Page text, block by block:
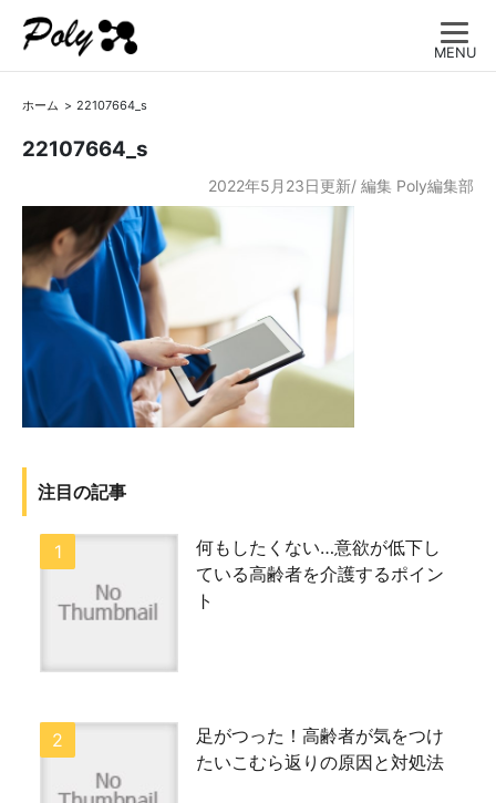
MENU
ホーム 22107664_s
22107664_s
2022年5月23日更新/ 編集 Poly編集部
注目の記事
何もしたくない…意欲が低下し
ている高齢者を介護するポイン
ト
足がつった！高齢者が気をつけ
たいこむら返りの原因と対処法